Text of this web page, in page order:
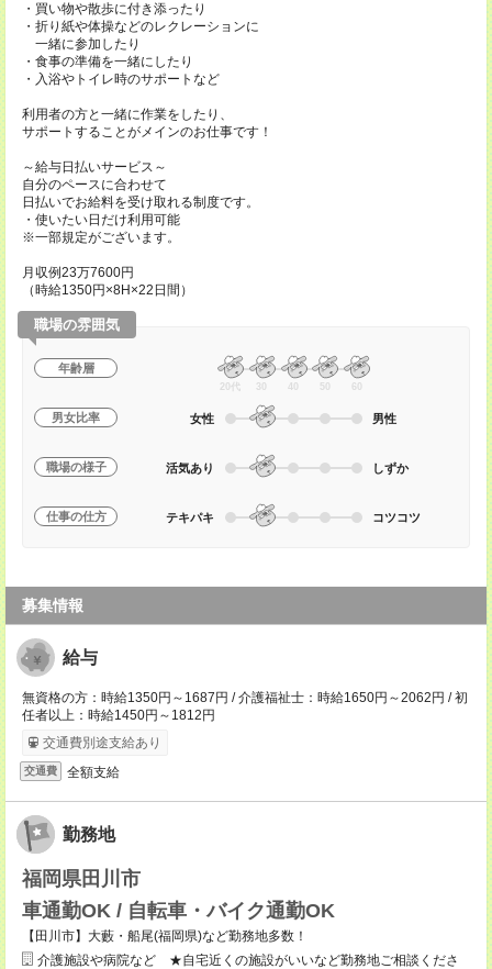
・買い物や散歩に付き添ったり
・折り紙や体操などのレクレーションに
一緒に参加したり
・食事の準備を一緒にしたり
・入浴やトイレ時のサポートなど
利用者の方と一緒に作業をしたり、
サポートすることがメインのお仕事です！
～給与日払いサービス～
自分のペースに合わせて
日払いでお給料を受け取れる制度です。
・使いたい日だけ利用可能
※一部規定がございます。
月収例23万7600円
（時給1350円×8H×22日間）
職場の雰囲気
年齢層
20代 30 40 50 60
男女比率 女性 男性
職場の様子 活気あり しずか
仕事の仕方 テキパキ コツコツ
募集情報
給与
無資格の方：時給1350円～1687円 / 介護福祉士：時給1650円～2062円 / 初
任者以上：時給1450円～1812円
交通費別途支給あり
交通費 全額支給
勤務地
福岡県田川市
車通勤OK / 自転車・バイク通勤OK
【田川市】大藪・船尾(福岡県)など勤務地多数！
介護施設や病院など ★自宅近くの施設がいいなど勤務地ご相談くださ